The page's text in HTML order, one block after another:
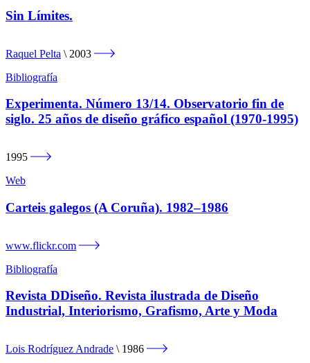
Sin Límites.
Raquel Pelta
2003
Bibliografía
Experimenta. Número 13/14. Observatorio fin de
siglo. 25 años de diseño gráfico español (1970-1995)
1995
Web
Carteis galegos (A Coruña). 1982–1986
www.flickr.com
Bibliografía
Revista DDiseño. Revista ilustrada de Diseño
Industrial, Interiorismo, Grafismo, Arte y Moda
Lois Rodríguez Andrade
1986